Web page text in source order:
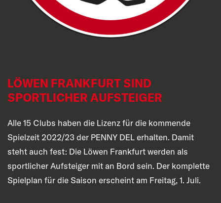
LÖWEN FRANKFURT SIND
SPORTLICHER AUFSTEIGER
Alle 15 Clubs haben die Lizenz für die kommende
Spielzeit 2022/23 der PENNY DEL erhalten. Damit
steht auch fest: Die Löwen Frankfurt werden als
sportlicher Aufsteiger mit an Bord sein. Der komplette
Spielplan für die Saison erscheint am Freitag, 1. Juli.